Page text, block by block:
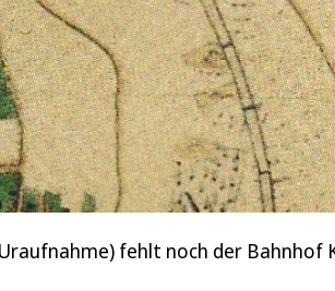
fehlt noch der Bahnhof